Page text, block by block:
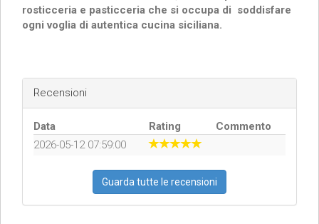
rosticceria e pasticceria che si occupa di soddisfare
ogni voglia di autentica cucina siciliana.
Recensioni
Data Rating
Commento
2026-05-12 07:59:00
Guarda tutte le recensioni